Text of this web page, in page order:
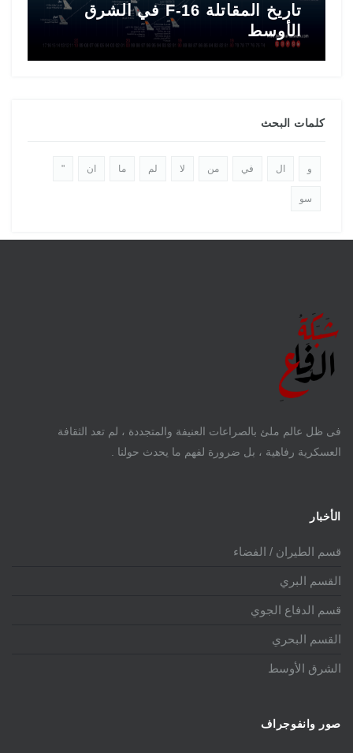
تاريخ المقاتلة F-16 في الشرق
الأوسط
كلمات البحث
و ال في من لا لم ما ان "
سو
فى ظل عالم ملئ بالصراعات العنيفة والمتجددة ، لم تعد الثقافة
العسكرية رفاهية ، بل ضرورة لفهم ما يحدث حولنا .
الأخبار
قسم الطيران / الفضاء
القسم البري
قسم الدفاع الجوي
القسم البحري
الشرق الأوسط
صور وانفوجراف